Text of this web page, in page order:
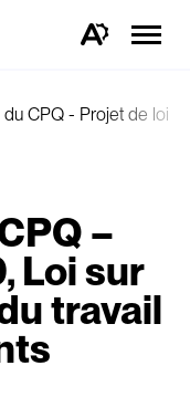
Ouvrez
d'accessibilité.
la
CPQ - Projet de loi
–
Loi sur
travail